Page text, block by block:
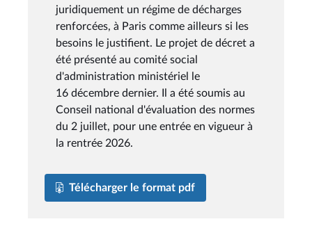
juridiquement un régime de décharges
renforcées, à Paris comme ailleurs si les
besoins le justifient. Le projet de décret a
été présenté au comité social
d'administration ministériel le
16 décembre dernier. Il a été soumis au
Conseil national d'évaluation des normes
du 2 juillet, pour une entrée en vigueur à
la rentrée 2026.
Télécharger le format pdf